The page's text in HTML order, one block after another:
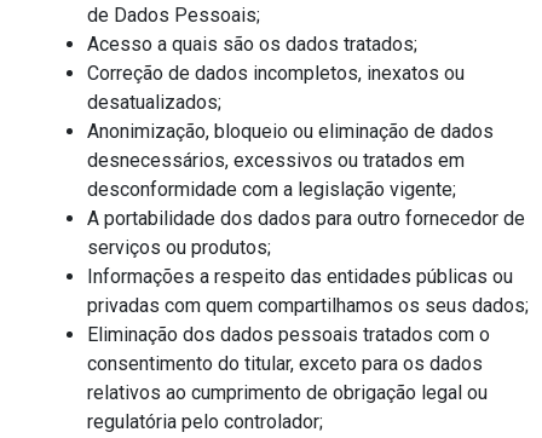
de Dados Pessoais;
Acesso a quais são os dados tratados;
Correção de dados incompletos, inexatos ou
desatualizados;
Anonimização, bloqueio ou eliminação de dados
desnecessários, excessivos ou tratados em
desconformidade com a legislação vigente;
A portabilidade dos dados para outro fornecedor de
serviços ou produtos;
Informações a respeito das entidades públicas ou
privadas com quem compartilhamos os seus dados;
Eliminação dos dados pessoais tratados com o
consentimento do titular, exceto para os dados
relativos ao cumprimento de obrigação legal ou
regulatória pelo controlador;